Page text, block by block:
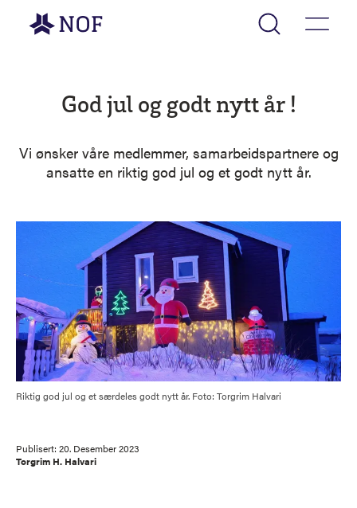
Gå til forsiden
God jul og godt nytt år !
Vi ønsker våre medlemmer, samarbeidspartnere og
ansatte en riktig god jul og et godt nytt år.
Riktig god jul og et særdeles godt nytt år. Foto: Torgrim Halvari
Publisert: 20. Desember 2023
Torgrim H. Halvari